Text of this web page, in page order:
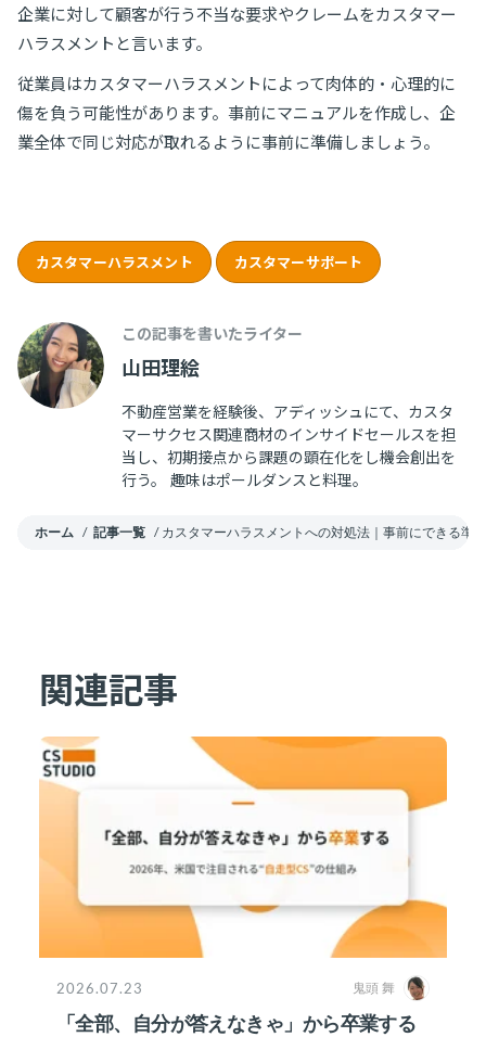
企業に対して顧客が行う不当な要求やクレームをカスタマー
ハラスメントと言います。
従業員はカスタマーハラスメントによって肉体的・心理的に
傷を負う可能性があります。事前にマニュアルを作成し、企
業全体で同じ対応が取れるように事前に準備しましょう。
カスタマーハラスメント カスタマーサポート
この記事を書いたライター
山田理絵
不動産営業を経験後、アディッシュにて、カスタ
マーサクセス関連商材のインサイドセールスを担
当し、初期接点から課題の顕在化をし機会創出を
行う。 趣味はポールダンスと料理。
ホーム / 記事一覧 / カスタマーハラスメントへの対処法｜事前にできる準
関連記事
2026.07.23 鬼頭 舞
「全部、自分が答えなきゃ」から卒業する